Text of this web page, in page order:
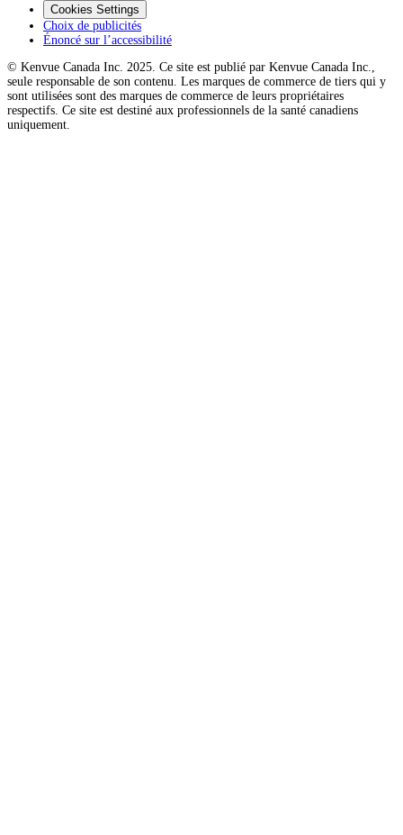
Cookies Settings
Choix de publicités
Énoncé sur l’accessibilité
© Kenvue Canada Inc. 2025. Ce site est publié par Kenvue Canada Inc.,
seule responsable de son contenu. Les marques de commerce de tiers qui y
sont utilisées sont des marques de commerce de leurs propriétaires
respectifs. Ce site est destiné aux professionnels de la santé canadiens
uniquement.